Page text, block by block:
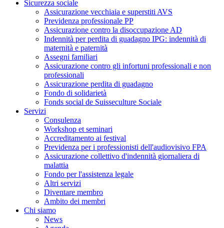
Sicurezza sociale
Assicurazione vecchiaia e superstiti AVS
Previdenza professionale PP
Assicurazione contro la disoccupazione AD
Indennità per perdita di guadagno IPG: indennità di
maternità e paternità
Assegni familiari
Assicurazione contro gli infortuni professionali e non
professionali
Assicurazione perdita di guadagno
Fondo di solidarietà
Fonds social de Suisseculture Sociale
Servizi
Consulenza
Workshop et seminari
Accreditamento ai festival
Previdenza per i professionisti dell'audiovisivo FPA
Assicurazione collettivo d'indennità giornaliera di
malattia
Fondo per l'assistenza legale
Altri servizi
Diventare membro
Ambito dei membri
Chi siamo
News